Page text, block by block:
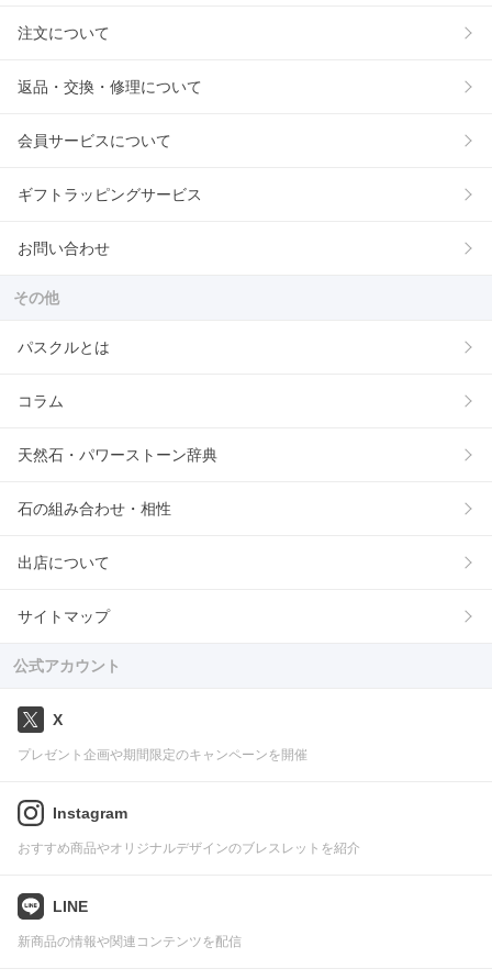
注文について
返品・交換・修理について
会員サービスについて
ギフトラッピングサービス
お問い合わせ
その他
パスクルとは
コラム
天然石・パワーストーン辞典
石の組み合わせ・相性
出店について
サイトマップ
公式アカウント
X
プレゼント企画や期間限定のキャンペーンを開催
Instagram
おすすめ商品やオリジナルデザインのブレスレットを紹介
LINE
新商品の情報や関連コンテンツを配信